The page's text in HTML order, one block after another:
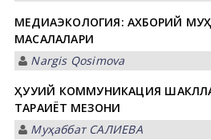
МЕДИАЭКОЛОГИЯ: АХБОРИЙ
МАСАЛАЛАРИ
Nargis Qosimova
ҲУҚУҚИЙ КОММУНИКАЦИЯ
ТАРАҚҚИЁТ МЕЗОНИ
Муҳаббат САЛИЕВА